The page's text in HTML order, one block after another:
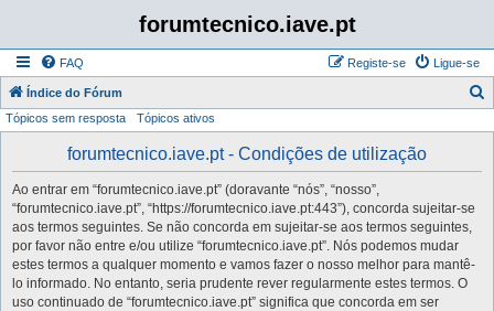
forumtecnico.iave.pt
FAQ Ligue-se
Registe-se
Índice do Fórum
Tópicos sem resposta Tópicos ativos
forumtecnico.iave.pt - Condições de utilização
Ao entrar em “forumtecnico.iave.pt” (doravante “nós”, “nosso”,
“forumtecnico.iave.pt”, “https://forumtecnico.iave.pt:443”), concorda sujeitar-se
aos termos seguintes. Se não concorda em sujeitar-se aos termos seguintes,
por favor não entre e/ou utilize “forumtecnico.iave.pt”. Nós podemos mudar
estes termos a qualquer momento e vamos fazer o nosso melhor para mantê-
lo informado. No entanto, seria prudente rever regularmente estes termos. O
uso continuado de “forumtecnico.iave.pt” significa que concorda em ser